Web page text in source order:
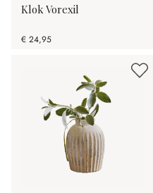
Klok Vorexil
€ 24,95